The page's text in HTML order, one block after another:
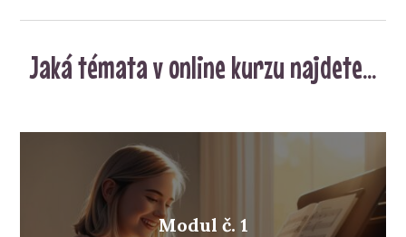
Jaká témata v online kurzu najdete...
Modul č. 1